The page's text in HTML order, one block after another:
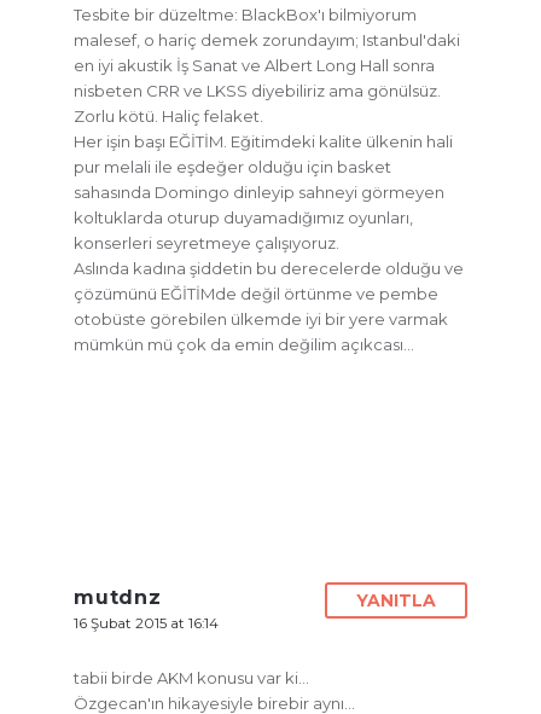
Tesbite bir düzeltme: BlackBox'ı bilmiyorum
malesef, o hariç demek zorundayım; Istanbul'daki
en iyi akustik İş Sanat ve Albert Long Hall sonra
nisbeten CRR ve LKSS diyebiliriz ama gönülsüz.
Zorlu kötü. Haliç felaket.
Her işin başı EĞİTİM. Eğitimdeki kalite ülkenin hali
pur melali ile eşdeğer olduğu için basket
sahasında Domingo dinleyip sahneyi görmeyen
koltuklarda oturup duyamadığımız oyunları,
konserleri seyretmeye çalışıyoruz.
Aslında kadına şiddetin bu derecelerde olduğu ve
çözümünü EĞİTİMde değil örtünme ve pembe
otobüste görebilen ülkemde iyi bir yere varmak
mümkün mü çok da emin değilim açıkcası…
mutdnz
16 Şubat 2015 at 16:14
YANITLA
tabii birde AKM konusu var ki…
Özgecan'ın hikayesiyle birebir aynı…